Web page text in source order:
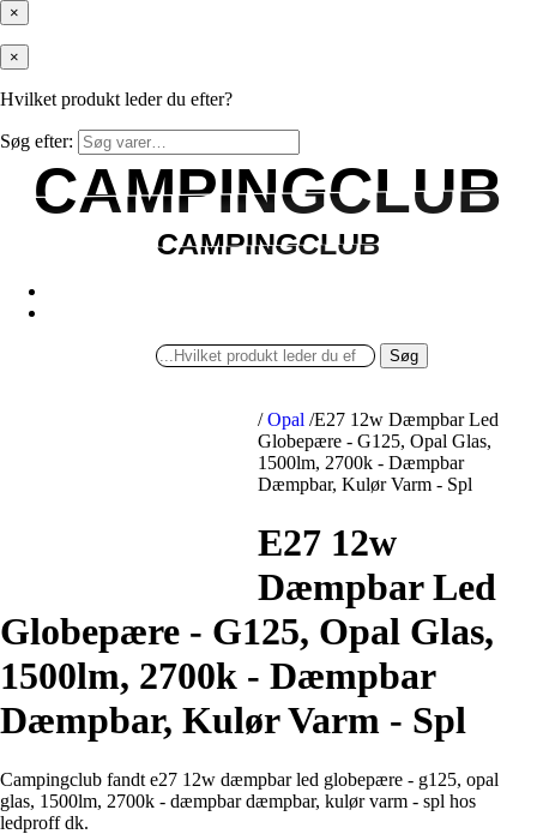
×
×
Hvilket produkt leder du efter?
Søg efter:
CAMPINGCLUB
CAMPINGCLUB
CAMPINGCLUB
CAMPINGCLUB
Søg
/ Opal /E27 12w Dæmpbar Led
Globepære - G125, Opal Glas,
1500lm, 2700k - Dæmpbar
Dæmpbar, Kulør Varm - Spl
E27 12w
Dæmpbar Led
Globepære - G125, Opal Glas,
1500lm, 2700k - Dæmpbar
Dæmpbar, Kulør Varm - Spl
Campingclub fandt e27 12w dæmpbar led globepære - g125, opal
glas, 1500lm, 2700k - dæmpbar dæmpbar, kulør varm - spl hos
ledproff dk.